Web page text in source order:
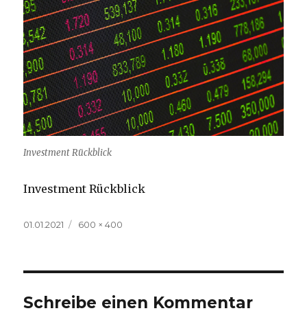
Investment Rückblick
Investment Rückblick
Veröffentlicht
01.01.2021
Volle
600 × 400
Schreibe einen Kommentar